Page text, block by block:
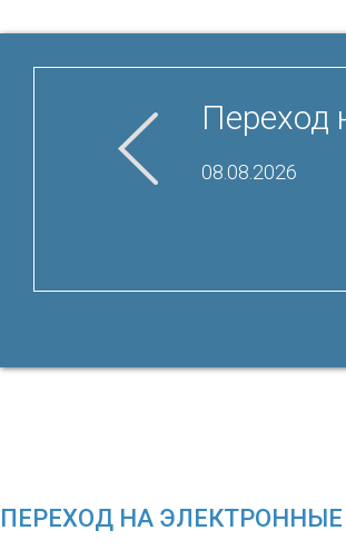
Переход
08.08.2026
ПЕРЕХОД НА